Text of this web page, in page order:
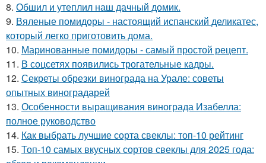
8. Обшил и утеплил наш дачный домик.
9. Вяленые помидоры - настоящий испанский деликатес,
который легко приготовить дома.
10. Маринованные помидоры - самый простой рецепт.
11. В соцсетях появились трогательные кадры.
12. Секреты обрезки винограда на Урале: советы
опытных виноградарей
13. Особенности выращивания винограда Изабелла:
полное руководство
14. Как выбрать лучшие сорта свеклы: топ-10 рейтинг
15. Топ-10 самых вкусных сортов свеклы для 2025 года: